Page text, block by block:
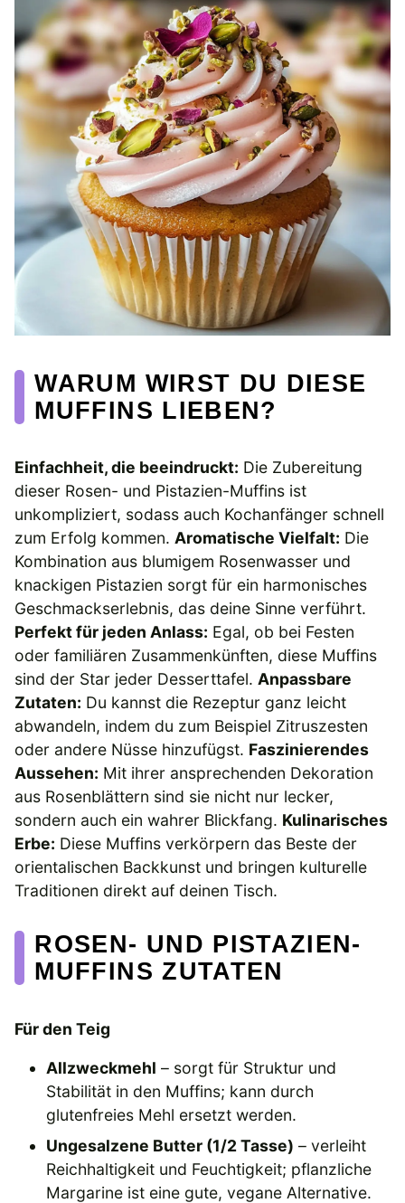
WARUM WIRST DU DIESE
MUFFINS LIEBEN?
Einfachheit, die beeindruckt: Die Zubereitung
dieser Rosen- und Pistazien-Muffins ist
unkompliziert, sodass auch Kochanfänger schnell
zum Erfolg kommen. Aromatische Vielfalt: Die
Kombination aus blumigem Rosenwasser und
knackigen Pistazien sorgt für ein harmonisches
Geschmackserlebnis, das deine Sinne verführt.
Perfekt für jeden Anlass: Egal, ob bei Festen
oder familiären Zusammenkünften, diese Muffins
sind der Star jeder Desserttafel. Anpassbare
Zutaten: Du kannst die Rezeptur ganz leicht
abwandeln, indem du zum Beispiel Zitruszesten
oder andere Nüsse hinzufügst. Faszinierendes
Aussehen: Mit ihrer ansprechenden Dekoration
aus Rosenblättern sind sie nicht nur lecker,
sondern auch ein wahrer Blickfang. Kulinarisches
Erbe: Diese Muffins verkörpern das Beste der
orientalischen Backkunst und bringen kulturelle
Traditionen direkt auf deinen Tisch.
ROSEN- UND PISTAZIEN-
MUFFINS ZUTATEN
Für den Teig
Allzweckmehl – sorgt für Struktur und
Stabilität in den Muffins; kann durch
glutenfreies Mehl ersetzt werden.
Ungesalzene Butter (1/2 Tasse) – verleiht
Reichhaltigkeit und Feuchtigkeit; pflanzliche
Margarine ist eine gute, vegane Alternative.